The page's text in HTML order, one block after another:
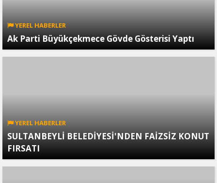
YEREL HABERLER
Ak Parti Büyükçekmece Gövde Gösterisi Yaptı
YEREL HABERLER
SULTANBEYLİ BELEDİYESİ'NDEN FAİZSİZ KONUT
FIRSATI